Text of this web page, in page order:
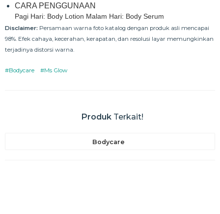
CARA PENGGUNAAN
Pagi Hari: Body Lotion Malam Hari: Body Serum
Disclaimer: Persamaan warna foto katalog dengan produk asli mencapai
98%. Efek cahaya, kecerahan, kerapatan, dan resolusi layar memungkinkan
terjadinya distorsi warna.
#Bodycare #Ms Glow
Produk Terkait!
Bodycare